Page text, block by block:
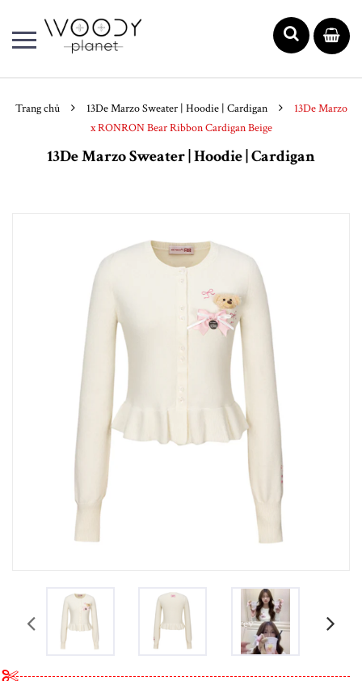
Trang chủ 13De Marzo Sweater | Hoodie | Cardigan
13De Marzo
x RONRON Bear Ribbon Cardigan Beige
13De Marzo Sweater | Hoodie | Cardigan
prev